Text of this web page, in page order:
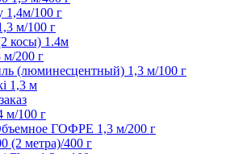
1,4м/100 г
м/100 г
косы) 1.4м
200 г
(люминесцентный) 1,3 м/100 г
1,3 м
м/100 г
ГОФРЕ 1,3 м/200 г
(2 метра)/400 г